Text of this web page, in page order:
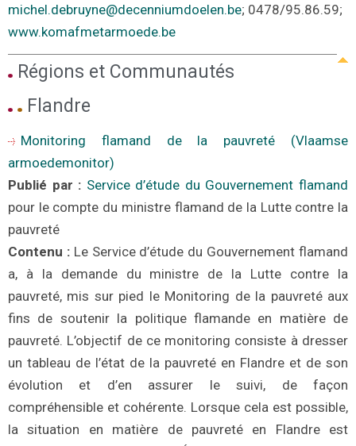
michel.debruyne@decenniumdoelen.be; 0478/95.86.59;
www.komafmetarmoede.be
Régions et Communautés
Flandre
Monitoring flamand de la pauvreté (Vlaamse
armoedemonitor)
Publié par : Service d’étude du Gouvernement flamand
pour le compte du ministre flamand de la Lutte contre la
pauvreté
Contenu :Le Service d’étude du Gouvernement flamand
a, à la demande du ministre de la Lutte contre la
pauvreté, mis sur pied le Monitoring de la pauvreté aux
fins de soutenir la politique flamande en matière de
pauvreté. L’objectif de ce monitoring consiste à dresser
un tableau de l’état de la pauvreté en Flandre et de son
évolution et d’en assurer le suivi, de façon
compréhensible et cohérente. Lorsque cela est possible,
la situation en matière de pauvreté en Flandre est